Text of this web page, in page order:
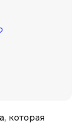
которая